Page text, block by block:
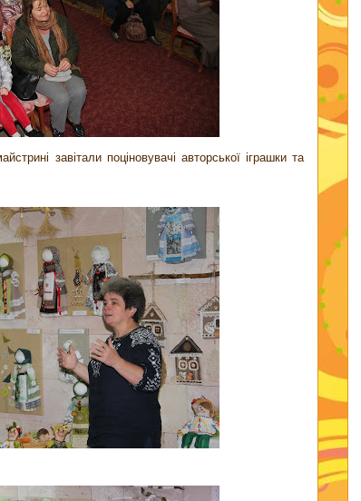
завітали поціновувачі авторської іграшки та